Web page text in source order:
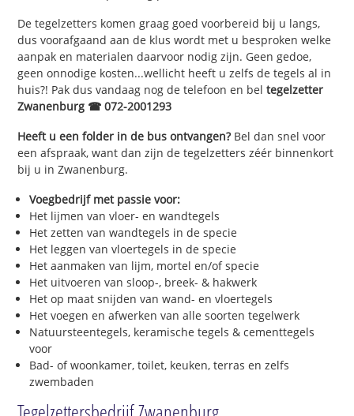
De tegelzetters komen graag goed voorbereid bij u langs,
dus voorafgaand aan de klus wordt met u besproken welke
aanpak en materialen daarvoor nodig zijn. Geen gedoe,
geen onnodige kosten...wellicht heeft u zelfs de tegels al in
huis?! Pak dus vandaag nog de telefoon en beltegelzetter
Zwanenburg ☎ 072-2001293
Heeft u een folder in de bus ontvangen?Bel dan snel voor
een afspraak, want dan zijn de tegelzetters zéér binnenkort
bij u in Zwanenburg.
Voegbedrijf met passie voor:
Het lijmen van vloer- en wandtegels
Het zetten van wandtegels in de specie
Het leggen van vloertegels in de specie
Het aanmaken van lijm, mortel en/of specie
Het uitvoeren van sloop-, breek- & hakwerk
Het op maat snijden van wand- en vloertegels
Het voegen en afwerken van alle soorten tegelwerk
Natuursteentegels, keramische tegels & cementtegels
voor
Bad- of woonkamer, toilet, keuken, terras en zelfs
zwembaden